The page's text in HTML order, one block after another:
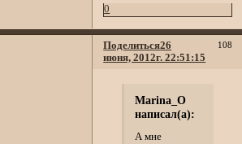
0
Поделиться 108
26
июня, 2012г. 22:51:15
Marina_O
написал(а):
А мне